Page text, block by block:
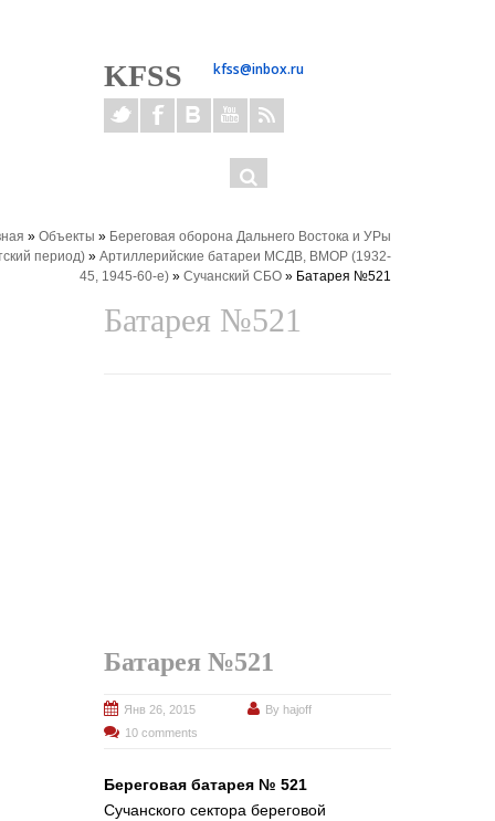
KFSS kfss@inbox.ru
Форма
ОК
» Объекты » Береговая оборона Дальнего Востока и УРы
период) » Артиллерийские батареи МСДВ, ВМОР (1932-
45, 1945-60-е) » Сучанский СБО » Батарея №521
Батарея №521
Батарея №521
Янв 26, 2015 By hajoff
10 comments
Береговая батарея № 521
Сучанского сектора береговой